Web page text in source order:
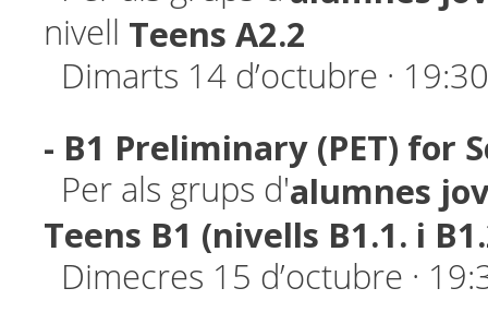
nivell Teens A2.2
Dimarts 14 d’octubre ·
- B1 Preliminary (PET) for
Per als grups d'alumnes
Teens B1 (nivells B1.1. i
Dimecres 15 d’octubre ·